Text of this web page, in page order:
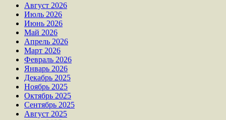
Август 2026
Июль 2026
Июнь 2026
Май 2026
Апрель 2026
Март 2026
Февраль 2026
Январь 2026
Декабрь 2025
Ноябрь 2025
Октябрь 2025
Сентябрь 2025
Август 2025